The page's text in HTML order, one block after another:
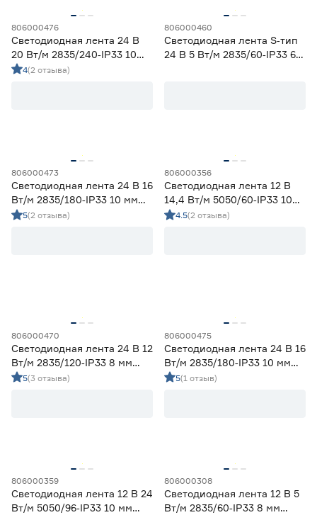
8
5
Ещё 11
Индекс цветопередачи (Ra)
Тип светодиода
SMD2835
Apeyron
Geniled
65
IEK
0
Navigator
Ещё 2
Страна производства
2 года
3 года
25
806000476
Светодиодная лента 24 В
20 Вт/м 2835/240‑IP33 10
мм теплый 5 м Geniled
4(2 отзыва)
806000460
Светодиодная лента S‑тип
24 В 5 Вт/м 2835/60‑IP33 6
806000473
Светодиодная лента 24 В 16
Вт/м 2835/180‑IP33 10 мм
теплый 5 м Geniled
5(2 отзыва)
806000356
Светодиодная лента 12 В
14,4 Вт/м 5050/60‑IP33 10
мм мультиколор 5 м Geniled
4.5(2 отзыва)
806000470
Светодиодная лента 24 В 12
Вт/м 2835/120‑IP33 8 мм
холодный 5 м Geniled
5(3 отзыва)
806000475
Светодиодная лента 24 В 16
Вт/м 2835/180‑IP33 10 мм
холодный 5 м Geniled
5(1 отзыв)
806000359
Светодиодная лента 12 В 24
Вт/м 5050/96‑IP33 10 мм
806000308
Светодиодная лента 12 В 5
Вт/м 2835/60‑IP33 8 мм